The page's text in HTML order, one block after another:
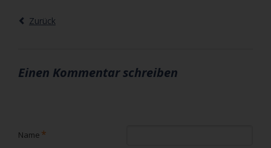
Zurück
Einen Kommentar schreiben
Pflichtfeld
Name *